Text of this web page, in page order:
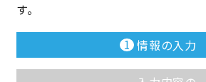
す。
1 情報の入力